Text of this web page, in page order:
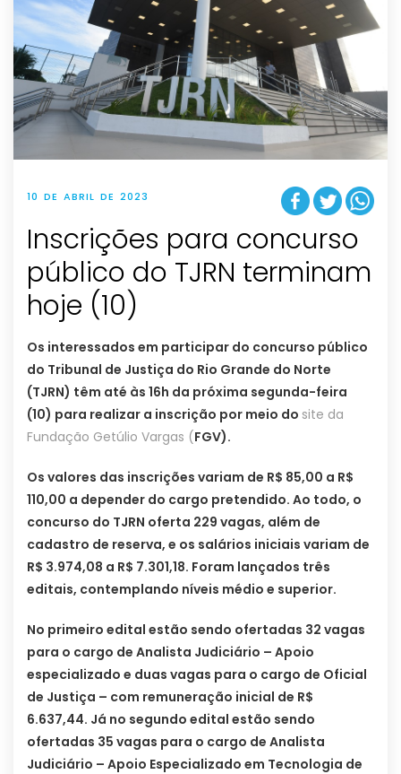
10 DE ABRIL DE 2023
Inscrições para concurso
público do TJRN terminam
hoje (10)
Os interessados em participar do concurso público
do Tribunal de Justiça do Rio Grande do Norte
(TJRN) têm até às 16h da próxima segunda-feira
(10) para realizar a inscrição por meio do site da
Fundação Getúlio Vargas (FGV).
Os valores das inscrições variam de R$ 85,00 a R$
110,00 a depender do cargo pretendido. Ao todo, o
concurso do TJRN oferta 229 vagas, além de
cadastro de reserva, e os salários iniciais variam de
R$ 3.974,08 a R$ 7.301,18. Foram lançados três
editais, contemplando níveis médio e superior.
No primeiro edital estão sendo ofertadas 32 vagas
para o cargo de Analista Judiciário – Apoio
especializado e duas vagas para o cargo de Oficial
de Justiça – com remuneração inicial de R$
6.637,44. Já no segundo edital estão sendo
ofertadas 35 vagas para o cargo de Analista
Judiciário – Apoio Especializado em Tecnologia de